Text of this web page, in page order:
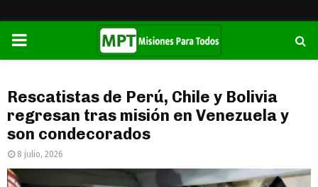
PRIMARY
Rescatistas de Perú, Chile y Bolivia
regresan tras misión en Venezuela y
son condecorados
8 julio, 2026